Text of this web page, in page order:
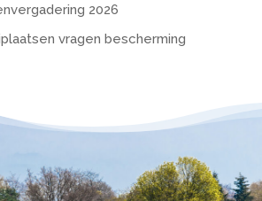
2026
vragen bescherming